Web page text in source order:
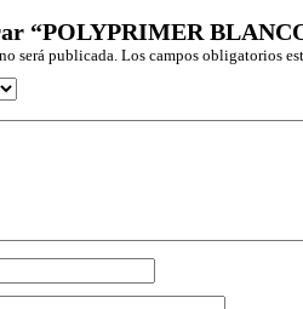
“POLYPRIMER
será publicada. Los campos obligatorios